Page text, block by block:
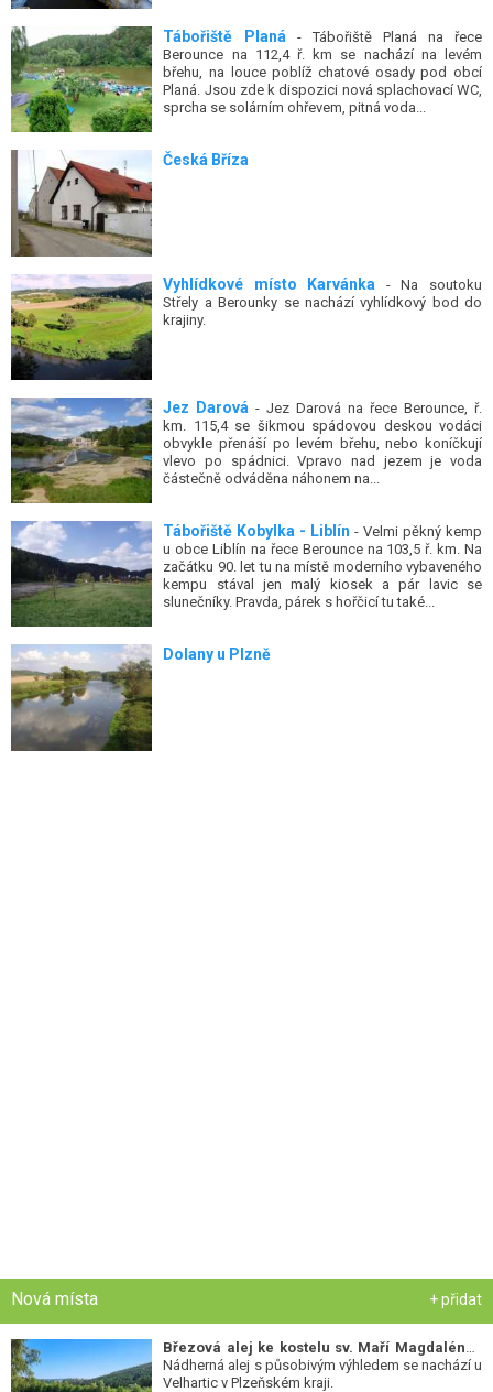
Tábořiště Planá - Tábořiště Planá na řece
Berounce na 112,4 ř. km se nachází na levém
břehu, na louce poblíž chatové osady pod obcí
Planá. Jsou zde k dispozici nová splachovací WC,
sprcha se solárním ohřevem, pitná voda...
Česká Bříza
Vyhlídkové místo Karvánka - Na soutoku
Střely a Berounky se nachází vyhlídkový bod do
krajiny.
Jez Darová - Jez Darová na řece Berounce, ř.
km. 115,4 se šikmou spádovou deskou vodáci
obvykle přenáší po levém břehu, nebo koníčkují
vlevo po spádnici. Vpravo nad jezem je voda
částečně odváděna náhonem na...
Tábořiště Kobylka - Liblín - Velmi pěkný kemp
u obce Liblín na řece Berounce na 103,5 ř. km. Na
začátku 90. let tu na místě moderního vybaveného
kempu stával jen malý kiosek a pár lavic se
slunečníky. Pravda, párek s hořčicí tu také...
Dolany u Plzně
Nová místa + přidat
Nádherná alej s působivým výhledem se nachází u
Velhartic v Plzeňském kraji.